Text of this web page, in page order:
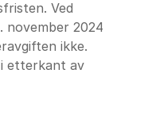
Ved
november 2024
ikke.
etterkant av